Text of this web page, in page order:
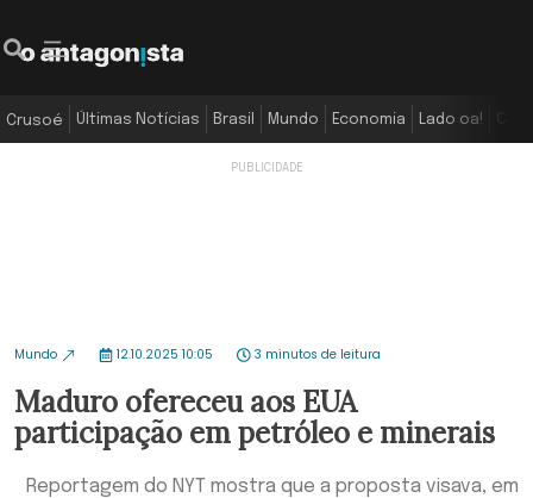
Crusoé Últimas Notícias Brasil Mundo Economia Lado oa!
Mundo 12.10.2025 10:05 3 minutos de leitura
Maduro ofereceu aos EUA
participação em petróleo e minerais
Reportagem do NYT mostra que a proposta visava, em